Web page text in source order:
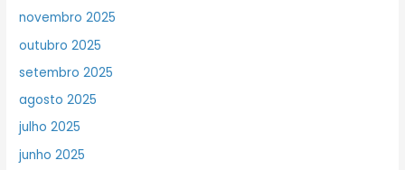
novembro 2025
outubro 2025
setembro 2025
agosto 2025
julho 2025
junho 2025